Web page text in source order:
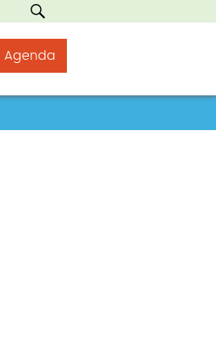
Agenda